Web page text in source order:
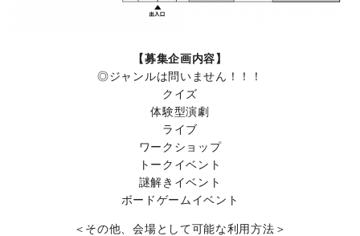
【募集企画内容】
◎ジャンルは問いません！！！
クイズ
体験型演劇
ライブ
ワークショップ
トークイベント
謎解きイベント
ボードゲームイベント
＜その他、会場として可能な利用方法＞